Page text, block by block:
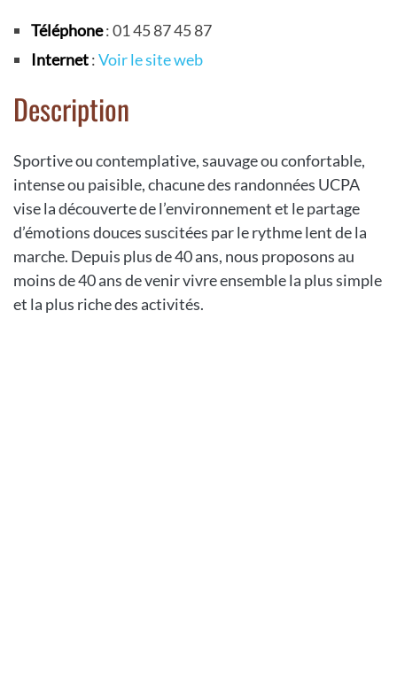
Téléphone: 01 45 87 45 87
Internet:Voir le site web
Description
Sportive ou contemplative, sauvage ou confortable,
intense ou paisible, chacune des randonnées UCPA
vise la découverte de l’environnement et le partage
d’émotions douces suscitées par le rythme lent de la
marche. Depuis plus de 40 ans, nous proposons au
moins de 40 ans de venir vivre ensemble la plus simple
et la plus riche des activités.